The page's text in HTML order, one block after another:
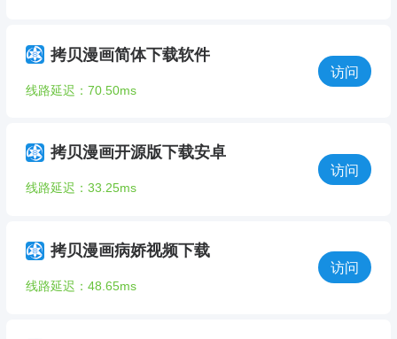
拷贝漫画简体下载软件
线路延迟：70.50ms
访问
拷贝漫画开源版下载安卓
线路延迟：33.25ms
访问
拷贝漫画病娇视频下载
线路延迟：48.65ms
访问